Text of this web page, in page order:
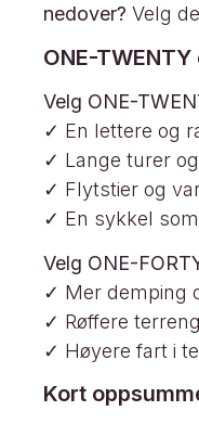
nedover? Velg
ONE-
Velg ONE-
✓ En lettere og
✓ Lange turer
✓ Flytstier og
✓ En sykkel som
Velg ONE-
✓ Mer demping
✓ Røffere terreng
✓ Høyere fart i
Kort